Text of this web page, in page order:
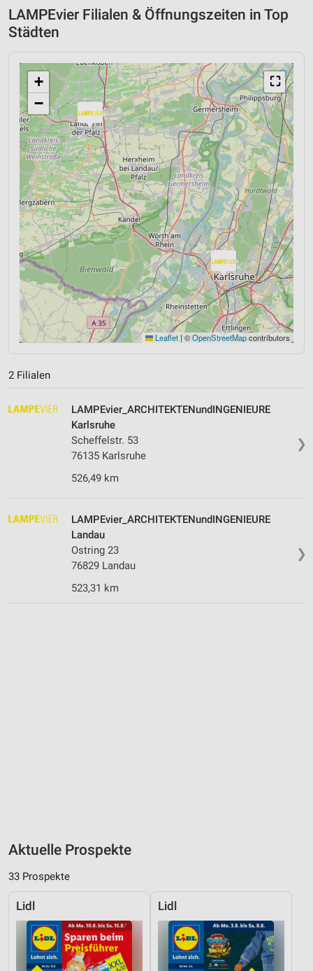
LAMPEvier Filialen & Öffnungszeiten in Top
Städten
⛶
+
−
Leaflet|©OpenStreetMapcontributors
2 Filialen
❯
LAMPEvier_ARCHITEKTENundINGENIEURE
Karlsruhe
Scheffelstr. 53
76135 Karlsruhe
526,49 km
❯
LAMPEvier_ARCHITEKTENundINGENIEURE
Landau
Ostring 23
76829 Landau
523,31 km
Aktuelle Prospekte
33 Prospekte
Lidl Lidl